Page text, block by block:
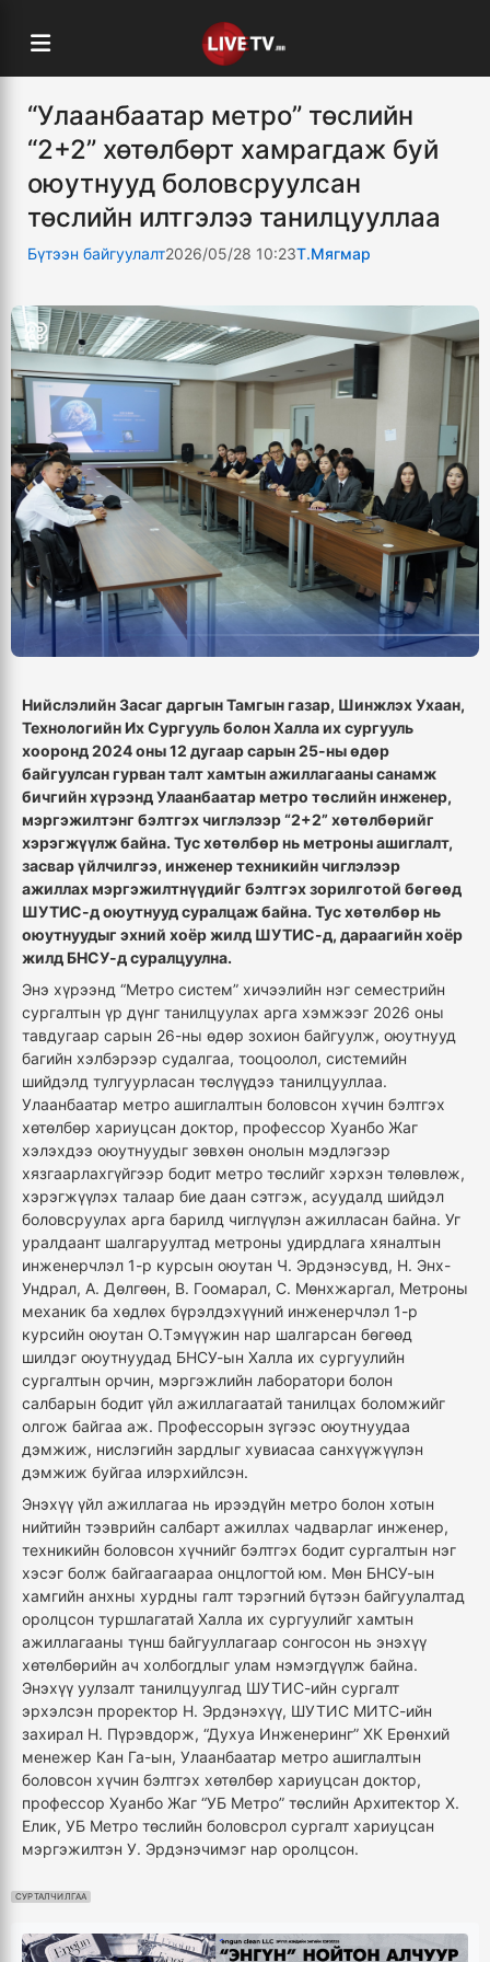
“Улаанбаатар метро” төслийн
“2+2” хөтөлбөрт хамрагдаж буй
оюутнууд боловсруулсан
төслийн илтгэлээ танилцууллаа
Бүтээн байгуулалт2026/05/28 10:23Т.Мягмар
Нийслэлийн Засаг даргын Тамгын газар, Шинжлэх Ухаан,
Технологийн Их Сургууль болон Халла их сургууль
хооронд 2024 оны 12 дугаар сарын 25-ны өдөр
байгуулсан гурван талт хамтын ажиллагааны санамж
бичгийн хүрээнд Улаанбаатар метро төслийн инженер,
мэргэжилтэнг бэлтгэх чиглэлээр “2+2” хөтөлбөрийг
хэрэгжүүлж байна. Тус хөтөлбөр нь метроны ашиглалт,
засвар үйлчилгээ, инженер техникийн чиглэлээр
ажиллах мэргэжилтнүүдийг бэлтгэх зорилготой бөгөөд
ШУТИС-д оюутнууд суралцаж байна. Тус хөтөлбөр нь
оюутнуудыг эхний хоёр жилд ШУТИС-д, дараагийн хоёр
жилд БНСУ-д суралцуулна.
Энэ хүрээнд “Метро систем” хичээлийн нэг семестрийн
сургалтын үр дүнг танилцуулах арга хэмжээг 2026 оны
тавдугаар сарын 26-ны өдөр зохион байгуулж, оюутнууд
багийн хэлбэрээр судалгаа, тооцоолол, системийн
шийдэлд тулгуурласан төслүүдээ танилцууллаа.
Улаанбаатар метро ашиглалтын боловсон хүчин бэлтгэх
хөтөлбөр хариуцсан доктор, профессор Хуанбо Жаг
хэлэхдээ оюутнуудыг зөвхөн онолын мэдлэгээр
хязгаарлахгүйгээр бодит метро төслийг хэрхэн төлөвлөж,
хэрэгжүүлэх талаар бие даан сэтгэж, асуудалд шийдэл
боловсруулах арга барилд чиглүүлэн ажилласан байна. Уг
уралдаант шалгаруултад метроны удирдлага хяналтын
инженерчлэл 1-р курсын оюутан Ч. Эрдэнэсувд, Н. Энх-
Ундрал, А. Дөлгөөн, В. Гоомарал, С. Мөнхжаргал, Метроны
механик ба хөдлөх бүрэлдэхүүний инженерчлэл 1-р
курсийн оюутан О.Тэмүүжин нар шалгарсан бөгөөд
шилдэг оюутнуудад БНСУ-ын Халла их сургуулийн
сургалтын орчин, мэргэжлийн лаборатори болон
салбарын бодит үйл ажиллагаатай танилцах боломжийг
олгож байгаа аж. Профессорын зүгээс оюутнуудаа
дэмжиж, нислэгийн зардлыг хувиасаа санхүүжүүлэн
дэмжиж буйгаа илэрхийлсэн.
Энэхүү үйл ажиллагаа нь ирээдүйн метро болон хотын
нийтийн тээврийн салбарт ажиллах чадварлаг инженер,
техникийн боловсон хүчнийг бэлтгэх бодит сургалтын нэг
хэсэг болж байгаагаараа онцлогтой юм. Мөн БНСУ-ын
хамгийн анхны хурдны галт тэрэгний бүтээн байгуулалтад
оролцсон туршлагатай Халла их сургуулийг хамтын
ажиллагааны түнш байгууллагаар сонгосон нь энэхүү
хөтөлбөрийн ач холбогдлыг улам нэмэгдүүлж байна.
Энэхүү уулзалт танилцуулгад ШУТИС-ийн сургалт
эрхэлсэн проректор Н. Эрдэнэхүү, ШУТИС МИТС-ийн
захирал Н. Пүрэвдорж, “Духуа Инженеринг” ХК Ерөнхий
менежер Кан Га-ын, Улаанбаатар метро ашиглалтын
боловсон хүчин бэлтгэх хөтөлбөр хариуцсан доктор,
профессор Хуанбо Жаг “УБ Метро” төслийн Архитектор Х.
Елик, УБ Метро төслийн боловсрол сургалт хариуцсан
мэргэжилтэн У. Эрдэнэчимэг нар оролцсон.
СУРТАЛЧИЛГАА